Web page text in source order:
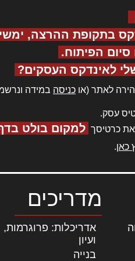
בתקופת ההרצה,
הפיתוח.
לאינדקס העסקים?
לאתר (או כניסה במידה
עסק.
כרטיסך למקום בולט
כאן.
מדריכים
אדריכלות:
ועיון
בנייה